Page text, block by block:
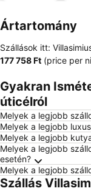
Ártartomány
Szállások itt:
‎177 758 Ft (price per
Gyakran
úticélról
Melyek a legjobb
Melyek a legjobb
Melyek a legjobb
Melyek a legjobb
esetén?
Melyek a legjobb
Szállás